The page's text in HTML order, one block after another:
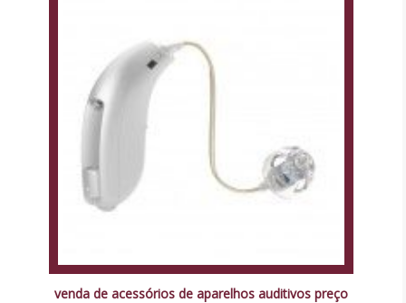
venda de acessórios de aparelhos auditivos preço